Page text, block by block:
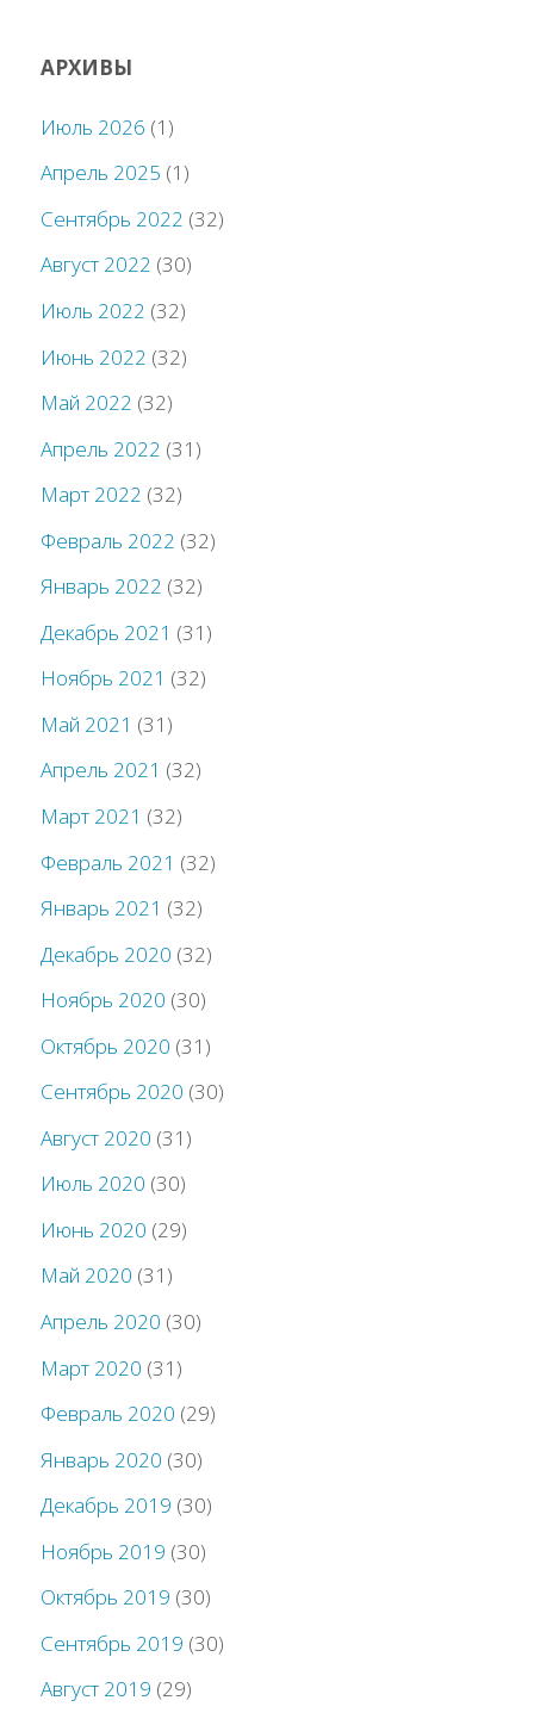
АРХИВЫ
Июль 2026 (1)
Апрель 2025 (1)
Сентябрь 2022 (32)
Август 2022 (30)
Июль 2022 (32)
Июнь 2022 (32)
Май 2022 (32)
Апрель 2022 (31)
Март 2022 (32)
Февраль 2022 (32)
Январь 2022 (32)
Декабрь 2021 (31)
Ноябрь 2021 (32)
Май 2021 (31)
Апрель 2021 (32)
Март 2021 (32)
Февраль 2021 (32)
Январь 2021 (32)
Декабрь 2020 (32)
Ноябрь 2020 (30)
Октябрь 2020 (31)
Сентябрь 2020 (30)
Август 2020 (31)
Июль 2020 (30)
Июнь 2020 (29)
Май 2020 (31)
Апрель 2020 (30)
Март 2020 (31)
Февраль 2020 (29)
Январь 2020 (30)
Декабрь 2019 (30)
Ноябрь 2019 (30)
Октябрь 2019 (30)
Сентябрь 2019 (30)
Август 2019 (29)